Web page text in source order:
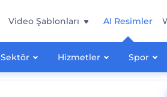
Video Şablonları AI Resimler
Sektör Hizmetler Spor